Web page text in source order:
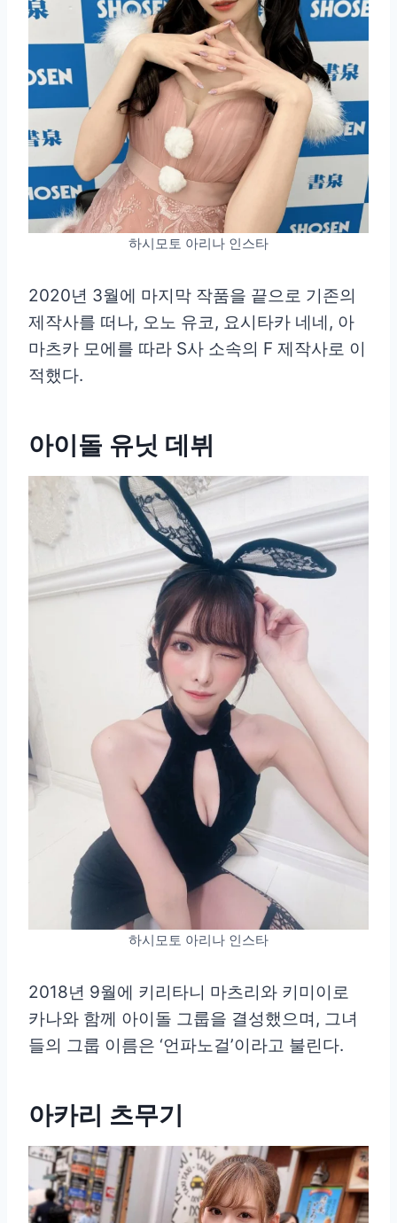
하시모토 아리나 인스타
2020년 3월에 마지막 작품을 끝으로 기존의
제작사를 떠나, 오노 유코, 요시타카 네네, 아
마츠카 모에를 따라 S사 소속의 F 제작사로 이
적했다.
아이돌 유닛 데뷔
하시모토 아리나 인스타
2018년 9월에 키리타니 마츠리와 키미이로
카나와 함께 아이돌 그룹을 결성했으며, 그녀
들의 그룹 이름은 ‘언파노걸’이라고 불린다.
아카리 츠무기